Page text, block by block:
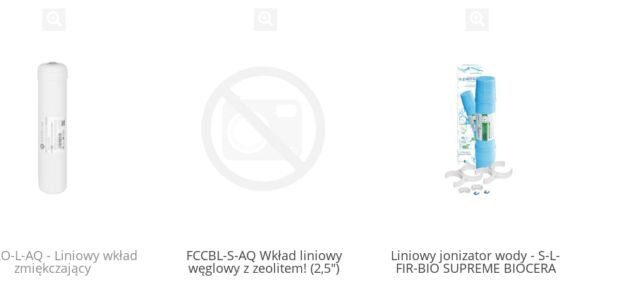
L-AQ - Liniowy wkład
zmiękczający
FCCBL-S-AQ Wkład liniowy
węglowy z zeolitem! (2,5")
Liniowy jonizator wody - S-L-
FIR-BIO SUPREME BIOCERA